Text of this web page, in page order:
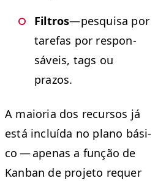
Fil­tros—pesquisa por
tare­fas por respon­
sáveis, tags ou
prazos.
A maio­r­ia dos recur­sos já
está incluí­da no plano bási­
co — ape­nas a função de
Kan­ban de pro­je­to requer